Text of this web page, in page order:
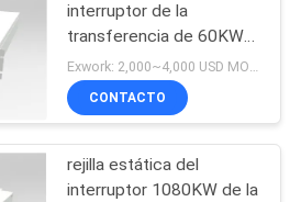
interruptor de la
transferencia de 60KW
STS conectada del
interruptor del STS de la
rejilla
Exwork: 2,000~4,000 USD MOQ:1
CONTACTO
rejilla estática del
interruptor 1080KW de la